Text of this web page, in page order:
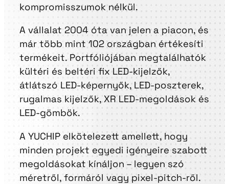
kompromisszumok nélkül.
A vállalat 2004 óta van jelen a piacon, és
már több mint 102 országban értékesíti
termékeit. Portfóliójában megtalálhatók
kültéri és beltéri fix LED-kijelzők,
átlátszó LED-képernyők, LED-poszterek,
rugalmas kijelzők, XR LED-megoldások és
LED-gömbök.
A YUCHIP elkötelezett amellett, hogy
minden projekt egyedi igényeire szabott
megoldásokat kínáljon – legyen szó
méretről, formáról vagy pixel-pitch-ről.